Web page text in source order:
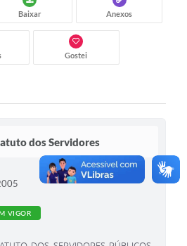
Baixar Anexos
Gostei
dos Servidores
VIGOR